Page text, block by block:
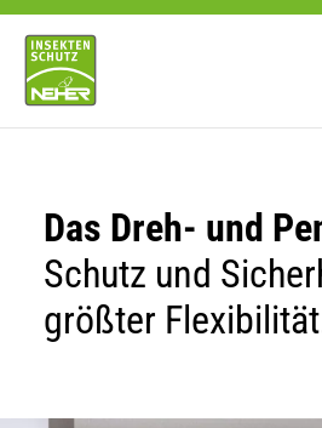
Zum
Inhalt
springen
Das Dreh- und
Schutz und
größter